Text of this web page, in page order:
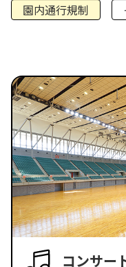
園内通行規制
コンサー